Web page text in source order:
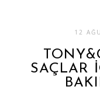
12
SAÇLAR